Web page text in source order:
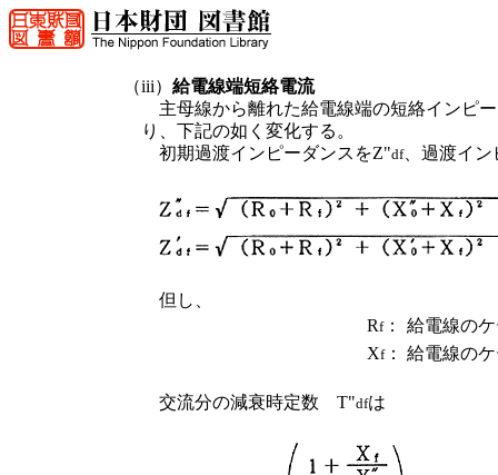
（iii） 給電線端短絡電流
主母線から離れた給電線端の短絡インピ
り、下記の如く変化する。
初期過渡インピーダンスをZ"df、過渡イン
但し、
Rf：
給電線の
Xf： 給電線の
交流分の減衰時定数 T"dfは